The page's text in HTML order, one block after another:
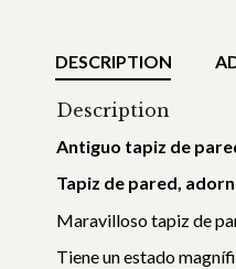
DESCRIPTION
Description
Antiguo tapiz de
Tapiz de pared,
Maravilloso tapiz de
Tiene un estado